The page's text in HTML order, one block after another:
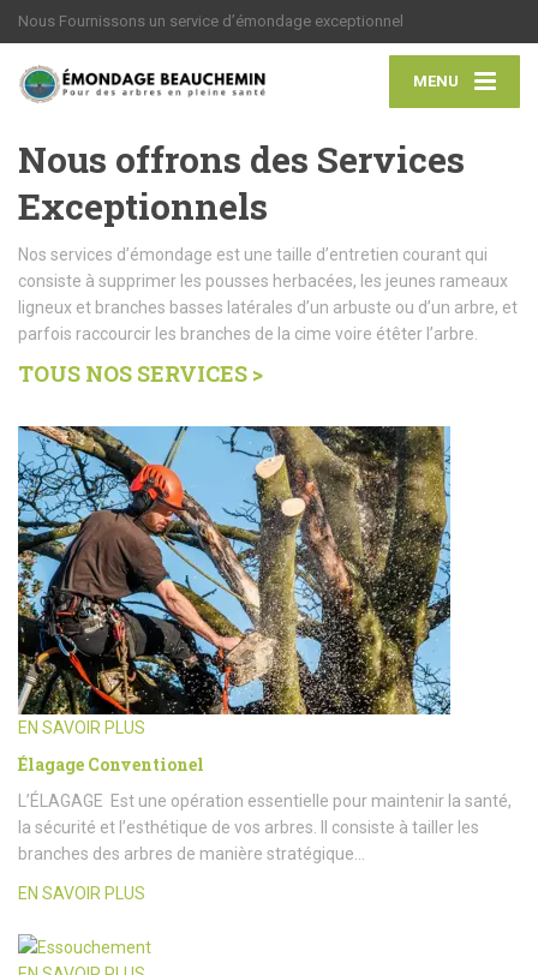
Nous Fournissons un service d’émondage exceptionnel
MENU
Nous offrons des Services
Exceptionnels
Nos services d’émondage est une taille d’entretien courant qui
consiste à supprimer les pousses herbacées, les jeunes rameaux
ligneux et branches basses latérales d’un arbuste ou d’un arbre, et
parfois raccourcir les branches de la cime voire étêter l’arbre.
TOUS NOS SERVICES >
EN SAVOIR PLUS
Élagage Conventionel
L’ÉLAGAGE Est une opération essentielle pour maintenir la santé,
la sécurité et l’esthétique de vos arbres. Il consiste à tailler les
branches des arbres de manière stratégique…
EN SAVOIR PLUS